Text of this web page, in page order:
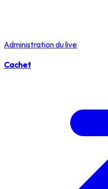
Administration du live
Cachet